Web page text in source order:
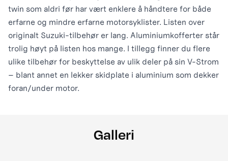
twin som aldri før har vært enklere å håndtere for både
erfarne og mindre erfarne motorsyklister. Listen over
originalt Suzuki-tilbehør er lang. Aluminiumkofferter står
trolig høyt på listen hos mange. I tillegg finner du flere
ulike tilbehør for beskyttelse av ulik deler på sin V-Strom
– blant annet en lekker skidplate i aluminium som dekker
foran/under motor.
Galleri